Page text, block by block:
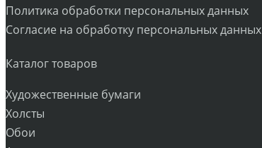
Политика обработки персональных данных
Согласие на обработку персональных данных
Каталог товаров
Художественные бумаги
Холсты
Обои